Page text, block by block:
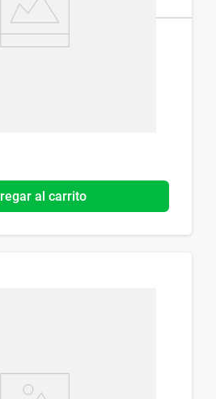
x 200 ml
al carrito